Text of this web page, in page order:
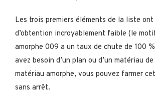
Les trois premiers éléments de la liste
d’obtention incroyablement faible (le
amorphe 009 a un taux de chute de 100
avez besoin d’un plan ou d’un matériau
matériau amorphe, vous pouvez farmer
sans arrêt.